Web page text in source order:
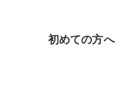
初めての方へ